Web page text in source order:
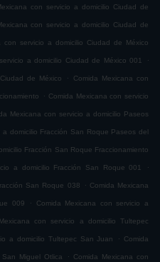
con servicio a domicilio Ciudad de
con servicio a domicilio Ciudad de
con servicio a domicilio Ciudad de México
a domicilio Ciudad de México 001 .
de México . Comida Mexicana con
. Comida Mexicana con servicio
Mexicana con servicio a domicilio Paseos
domicilio Fracción San Roque Paseos del
Fracción San Roque Fraccionamiento
a domicilio Fracción San Roque 001 .
San Roque 038 . Comida Mexicana
009 . Comida Mexicana con servicio a
con servicio a domicilio Tultepec
a domicilio Tultepec San Juan . Comida
Miguel Otlica . Comida Mexicana con